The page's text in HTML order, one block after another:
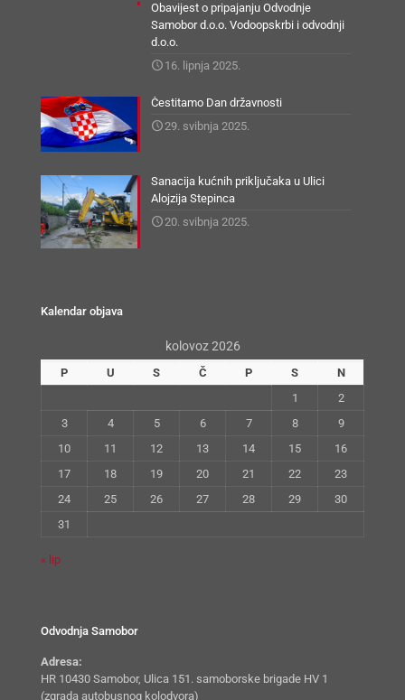
Obavijest o pripajanju Odvodnje
Samobor d.o.o. Vodoopskrbi i odvodnji
d.o.o.
16. lipnja 2025.
Čestitamo Dan državnosti
29. svibnja 2025.
Sanacija kućnih priključaka u Ulici
Alojzija Stepinca
20. svibnja 2025.
Kalendar objava
kolovoz 2026
P U S Č P S
N
1
2
3
4 5 6 7 8
9
10
11 12 13 14 15
16
17
18 19 20 21 22
23
24
25 26 27 28 29
30
31
« lip
Odvodnja Samobor
Adresa:
HR 10430 Samobor, Ulica 151. samoborske brigade HV 1
(zgrada autobusnog kolodvora)